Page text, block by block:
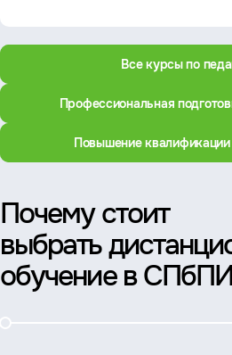
Все курсы по
Профессиональная
Повышение квалификации
Почему стоит
выбрать
обучение в